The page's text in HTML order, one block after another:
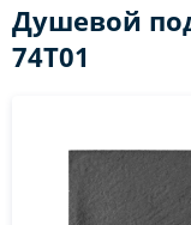
Душевой
74T01